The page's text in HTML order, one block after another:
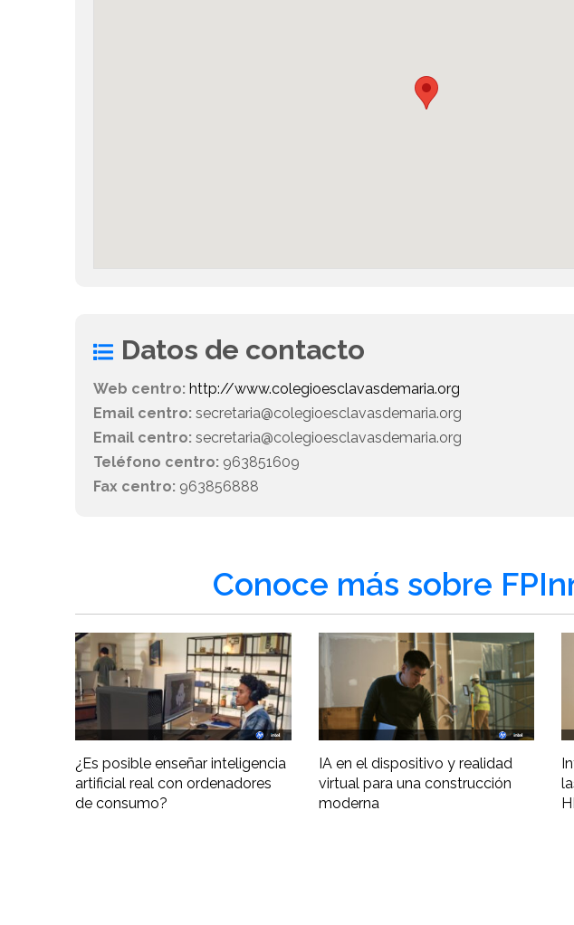
Datos de contacto
Web centro: http://www.colegioesclavasdemaria.org
Email centro: secretaria@colegioesclavasdemaria.org
Email centro: secretaria@colegioesclavasdemaria.org
Teléfono centro: 963851609
Fax centro: 963856888
Conoce más sobre
¿Es posible enseñar inteligencia
artificial real con ordenadores
de consumo?
IA en el dispositivo y realidad
virtual para una construcción
moderna